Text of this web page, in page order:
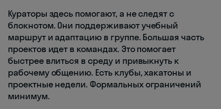
Кураторы здесь помогают, а не следят с
блокнотом. Они поддерживают учебный
маршрут и адаптацию в группе. Большая часть
проектов идет в командах. Это помогает
быстрее влиться в среду и привыкнуть к
рабочему общению. Есть клубы, хакатоны и
проектные недели. Формальных ограничений
минимум.